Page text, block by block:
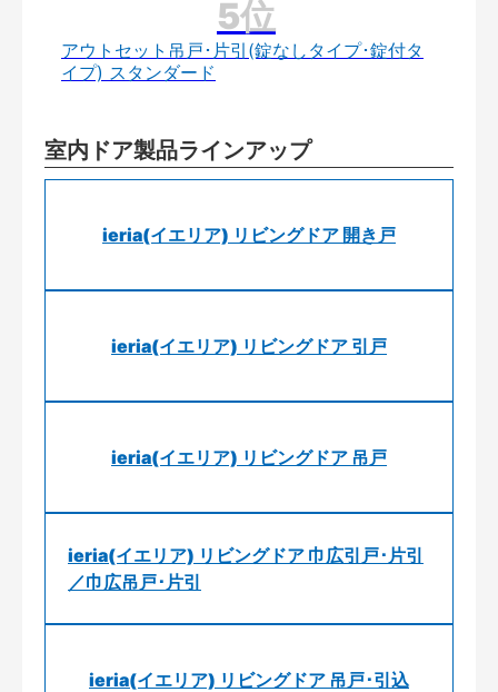
アウトセット吊戸･片引(錠なしタイプ･錠付タ
イプ) スタンダード
室内ドア製品ラインアップ
ieria(イエリア) リビングドア 開き戸
ieria(イエリア) リビングドア 引戸
ieria(イエリア) リビングドア 吊戸
ieria(イエリア) リビングドア 巾広引戸･片引
／巾広吊戸･片引
ieria(イエリア) リビングドア 吊戸･引込